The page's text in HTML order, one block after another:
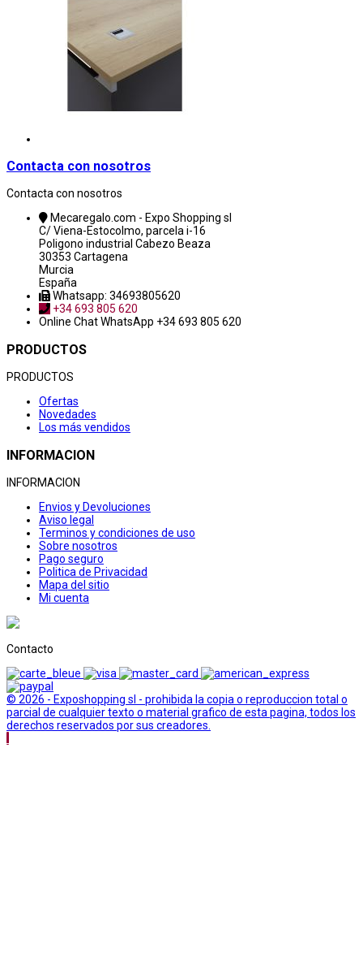
Contacta con nosotros
Contacta con nosotros
Mecaregalo.com - Expo Shopping sl
C/ Viena-Estocolmo, parcela i-16
Poligono industrial Cabezo Beaza
30353 Cartagena
Murcia
España
Whatsapp: 34693805620
+34 693 805 620
Online ChatWhatsApp +34 693 805 620
PRODUCTOS
PRODUCTOS
Ofertas
Novedades
Los más vendidos
INFORMACION
INFORMACION
Envios y Devoluciones
Aviso legal
Terminos y condiciones de uso
Sobre nosotros
Pago seguro
Politica de Privacidad
Mapa del sitio
Mi cuenta
Contacto
© 2026 - Exposhopping sl - prohibida la copia o reproduccion total o
parcial de cualquier texto o material grafico de esta pagina, todos los
derechos reservados por sus creadores.